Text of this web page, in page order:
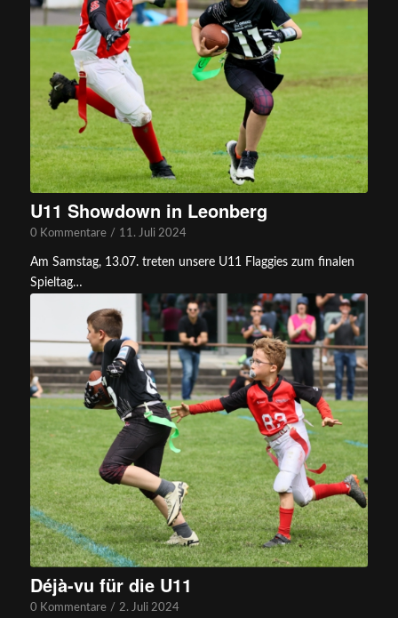
U11 Showdown in Leonberg
0 Kommentare / 11. Juli 2024
Am Samstag, 13.07. treten unsere U11 Flaggies zum finalen
Spieltag…
Déjà-vu für die U11
0 Kommentare / 2. Juli 2024